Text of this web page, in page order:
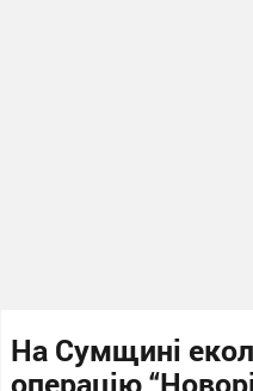
На Сумщині
операцію